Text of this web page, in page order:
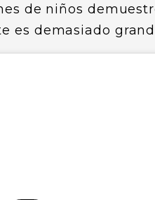
de niños
es demasiado